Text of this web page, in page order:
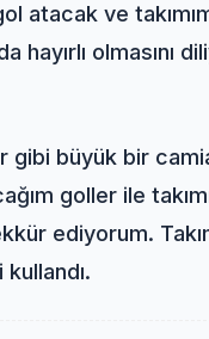
atacak ve
hayırlı olmasını
gibi büyük bir
goller ile
ediyorum.